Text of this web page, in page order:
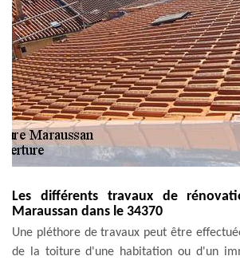
Les différents travaux de
Maraussan dans le 34370
Une pléthore de travaux peut être
de la toiture d'une habitation ou d'un